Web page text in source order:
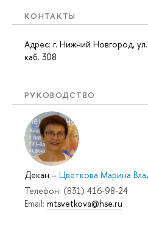
КОНТАКТЫ
Адрес: г. Нижний Новгород,
каб. 308
РУКОВОДСТВО
Декан – Цветкова Марина
Телефон: (831) 416-98-24
Email: mtsvetkova@hse.ru